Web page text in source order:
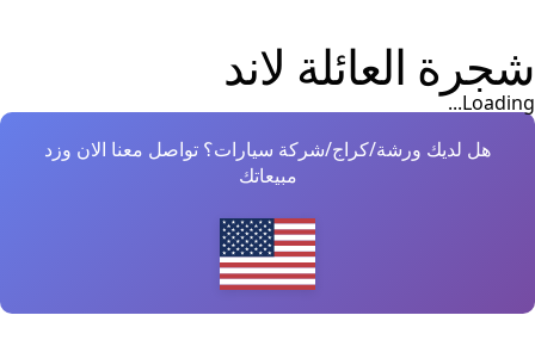
شجرة العائلة لاند
Loading...
هل لديك ورشة/كراج/شركة سيارات؟ تواصل معنا الان وزد
مبيعاتك